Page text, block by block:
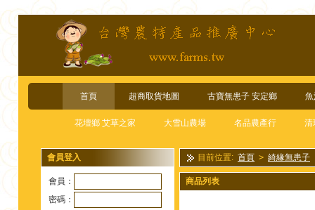
首頁 超商取貨地圖 古寶無患子 安定鄉
花壇鄉 艾草之家 大雪山農場 名品農產行 清
會員登入
會員：
密碼：
目前位置: 首頁 > 綺緣無患子
商品列表